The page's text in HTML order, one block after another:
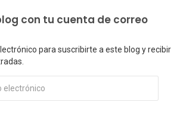
con tu cuenta de correo
para suscribirte a este blog y recibir